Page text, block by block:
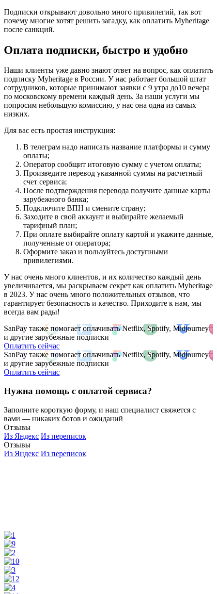
Подписки открывают довольно много привилегий, так вот
почему многие хотят решить загадку, как оплатить Myheritage
после санкций.
Оплата подписки, быстро и удобно
Наши клиенты уже давно знают ответ на вопрос, как оплатить
подписку Myheritage в России. У нас работает большой штат
сотрудников, которые принимают заявки с 9 утра до10 вечера
по московскому времени каждый день. За наши услуги мы
попросим небольшую комиссию, у нас она одна из самых
низких.
Для вас есть простая инструкция:
В телеграм надо написать название платформы и сумму
оплаты;
Оператор сообщит итоговую сумму с учетом оплаты;
Произведите перевод указанной суммы на расчетный
счет сервиса;
После подтверждения перевода получите данные карты
зарубежного банка;
Подключите ВПН и смените страну;
Заходите в свой аккаунт и выбирайте желаемый
тарифный план;
При оплате выбирайте оплату картой и укажите данные,
полученные от оператора;
Оформите заказ и пользуйтесь доступными
привилегиями.
У нас очень много клиентов, и их количество каждый день
увеличивается, мы раскрываем секрет как оплатить Myheritage
в 2023. У нас очень много положительных отзывов, что
гарантирует безопасность и качество. Приходите к нам, мы
всегда вам рады!
SanPay также помогает оплачивать Netflix, Spotify, Midjourney
и другие зарубежные подписки
Оплатить сейчас
SanPay также помогает оплачивать Netflix, Spotify, Midjourney
и другие зарубежные подписки
Оплатить сейчас
Нужна помощь с оплатой сервиса?
Заполните короткую форму, и наш специалист свяжется с
вами — никаких ботов и ожиданий
Отзывы
Из Яндекс Из переписок
Отзывы
Из Яндекс Из переписок